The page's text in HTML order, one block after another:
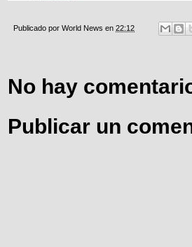
Publicado por World News en 22:12
No hay
Publicar un